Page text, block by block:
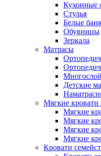
Кухонные
Стулья
Белые
Обувницы
Зеркала
Матрасы
Детские
Мягкие кровати
Мягкие
Мягкие
Мягкие
Мягкие
Кровати